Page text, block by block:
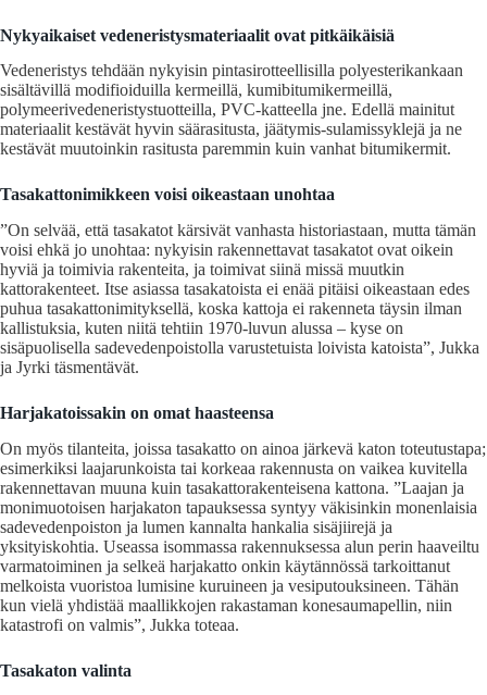
Nykyaikaiset vedeneristysmateriaalit ovat pitkäikäisiä
Vedeneristys tehdään nykyisin pintasirotteellisilla polyesterikankaan
sisältävillä modifioiduilla kermeillä, kumibitumikermeillä,
polymeerivedeneristystuotteilla, PVC-katteella jne. Edellä mainitut
materiaalit kestävät hyvin säärasitusta, jäätymis-sulamissyklejä ja ne
kestävät muutoinkin rasitusta paremmin kuin vanhat bitumikermit.
Tasakattonimikkeen voisi oikeastaan unohtaa
”On selvää, että tasakatot kärsivät vanhasta historiastaan, mutta tämän
voisi ehkä jo unohtaa: nykyisin rakennettavat tasakatot ovat oikein
hyviä ja toimivia rakenteita, ja toimivat siinä missä muutkin
kattorakenteet. Itse asiassa tasakatoista ei enää pitäisi oikeastaan edes
puhua tasakattonimityksellä, koska kattoja ei rakenneta täysin ilman
kallistuksia, kuten niitä tehtiin 1970-luvun alussa – kyse on
sisäpuolisella sadevedenpoistolla varustetuista loivista katoista”, Jukka
ja Jyrki täsmentävät.
Harjakatoissakin on omat haasteensa
On myös tilanteita, joissa tasakatto on ainoa järkevä katon toteutustapa;
esimerkiksi laajarunkoista tai korkeaa rakennusta on vaikea kuvitella
rakennettavan muuna kuin tasakattorakenteisena kattona. ”Laajan ja
monimuotoisen harjakaton tapauksessa syntyy väkisinkin monenlaisia
sadevedenpoiston ja lumen kannalta hankalia sisäjiirejä ja
yksityiskohtia. Useassa isommassa rakennuksessa alun perin haaveiltu
varmatoiminen ja selkeä harjakatto onkin käytännössä tarkoittanut
melkoista vuoristoa lumisine kuruineen ja vesiputouksineen. Tähän
kun vielä yhdistää maallikkojen rakastaman konesaumapellin, niin
katastrofi on valmis”, Jukka toteaa.
Tasakaton valinta